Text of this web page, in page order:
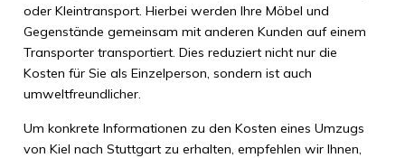
oder Kleintransport. Hierbei werden Ihre Möbel und
Gegenstände gemeinsam mit anderen Kunden auf einem
Transporter transportiert. Dies reduziert nicht nur die
Kosten für Sie als Einzelperson, sondern ist auch
umweltfreundlicher.
Um konkrete Informationen zu den Kosten eines Umzugs
von Kiel nach Stuttgart zu erhalten, empfehlen wir Ihnen,